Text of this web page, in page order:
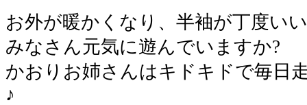
お外が暖かくなり、半袖が丁度い
みなさん元気に遊んでいますか?
かおりお姉さんはキドキドで毎日
♪